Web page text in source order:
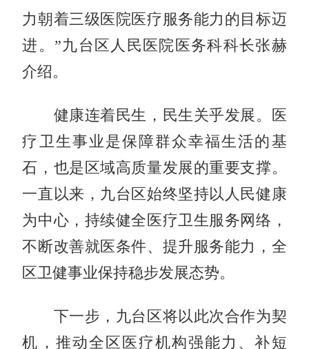
力朝着三级医院医疗服务能力的目标迈
进。”九台区人民医院医务科科长张赫
介绍。
健康连着民生，民生关乎发展。医
疗卫生事业是保障群众幸福生活的基
石，也是区域高质量发展的重要支撑。
一直以来，九台区始终坚持以人民健康
为中心，持续健全医疗卫生服务网络，
不断改善就医条件、提升服务能力，全
区卫健事业保持稳步发展态势。
下一步，九台区将以此次合作为契
机，推动全区医疗机构强能力、补短